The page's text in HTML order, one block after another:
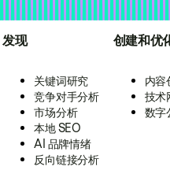
发现
关键词研究
竞争对手分析
市场分析
本地 SEO
AI 品牌情绪
反向链接分析
创建和优
内容
技术
数字